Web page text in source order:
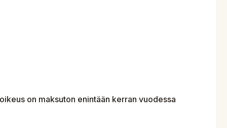
on maksuton enintään kerran vuodessa